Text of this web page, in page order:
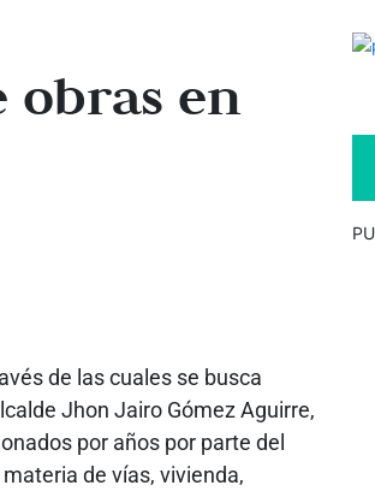
obras en
de las cuales se busca
Jhon Jairo Gómez Aguirre,
por años por parte del
de vías, vivienda,